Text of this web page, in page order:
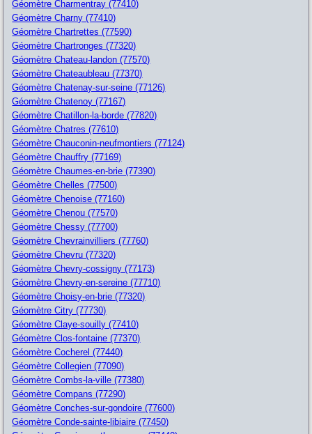
Géomètre Charmentray (77410)
Géomètre Charny (77410)
Géomètre Chartrettes (77590)
Géomètre Chartronges (77320)
Géomètre Chateau-landon (77570)
Géomètre Chateaubleau (77370)
Géomètre Chatenay-sur-seine (77126)
Géomètre Chatenoy (77167)
Géomètre Chatillon-la-borde (77820)
Géomètre Chatres (77610)
Géomètre Chauconin-neufmontiers (77124)
Géomètre Chauffry (77169)
Géomètre Chaumes-en-brie (77390)
Géomètre Chelles (77500)
Géomètre Chenoise (77160)
Géomètre Chenou (77570)
Géomètre Chessy (77700)
Géomètre Chevrainvilliers (77760)
Géomètre Chevru (77320)
Géomètre Chevry-cossigny (77173)
Géomètre Chevry-en-sereine (77710)
Géomètre Choisy-en-brie (77320)
Géomètre Citry (77730)
Géomètre Claye-souilly (77410)
Géomètre Clos-fontaine (77370)
Géomètre Cocherel (77440)
Géomètre Collegien (77090)
Géomètre Combs-la-ville (77380)
Géomètre Compans (77290)
Géomètre Conches-sur-gondoire (77600)
Géomètre Conde-sainte-libiaire (77450)